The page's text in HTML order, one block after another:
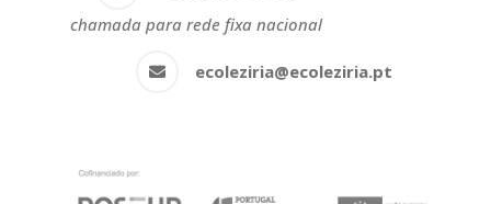
chamada para rede fixa nacional
ecoleziria@ecoleziria.pt